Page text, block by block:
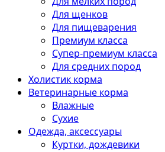
Для щенков
Для пищеварения
Премиум класса
Супер-премиум класса
Для средних пород
Холистик корма
Ветеринарные корма
Влажные
Сухие
Одежда, аксессуары
Куртки, дождевики